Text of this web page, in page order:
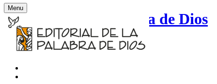
Editorial de la Palabra de Dios
Contacto
Noticias
Menu